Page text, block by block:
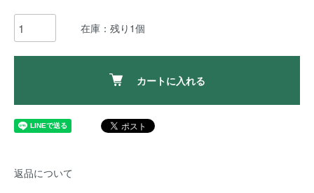
在庫：残り1個
カートに入れる
返品について